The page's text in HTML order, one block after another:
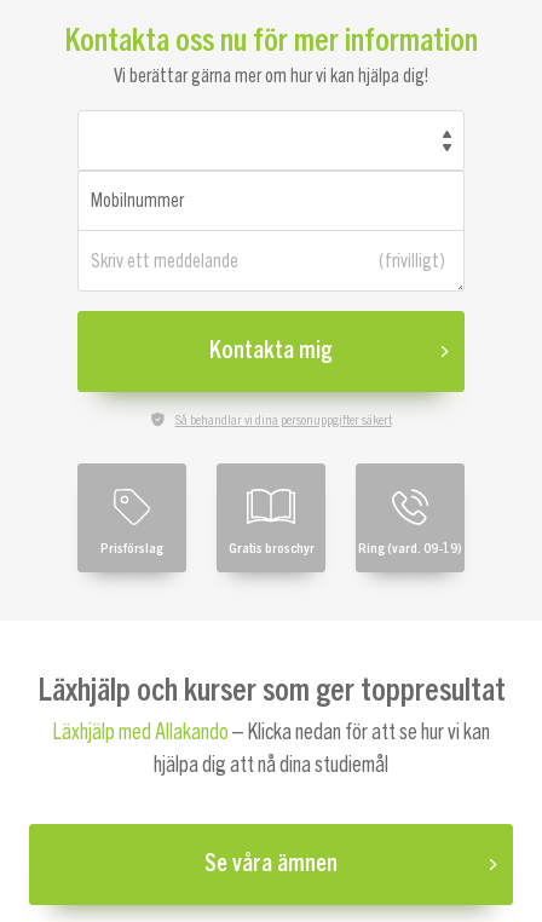
Kontakta oss nu för mer information
Vi berättar gärna mer om hur vi kan hjälpa dig!
Mobilnummer
Skriv ett meddelande
Kontakta mig
Så behandlar vi dina personuppgifter säkert
Prisförslag Gratis broschyr Ring (vard. 09-19)
Läxhjälp och kurser som ger toppresultat
Läxhjälp med Allakando – Klicka nedan för att se hur vi kan
hjälpa dig att nå dina studiemål
Se våra ämnen